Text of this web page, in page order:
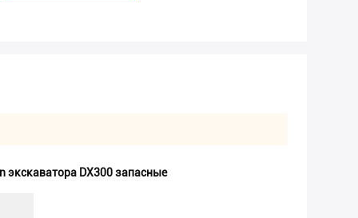
экскаватора DX300 запасные